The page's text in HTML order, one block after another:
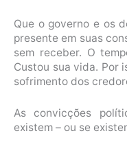
Que o governo e os
presente em suas
sem receber. O
Custou sua vida. Por
sofrimento dos
As convicções
existem – ou se